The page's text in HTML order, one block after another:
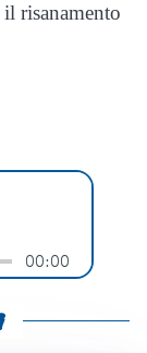
risanamento